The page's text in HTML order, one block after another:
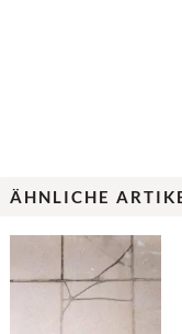
ÄHNLICHE